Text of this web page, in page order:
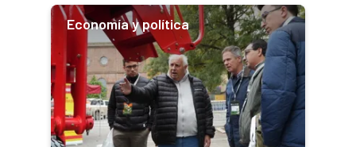
Economía y política